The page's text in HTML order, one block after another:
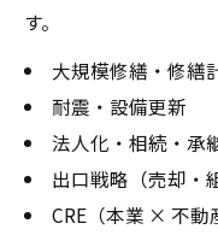
す。
大規模修繕・修繕
耐震・設備更新
法人化・相続・承
出口戦略（売却・
CRE（本業 × 不動